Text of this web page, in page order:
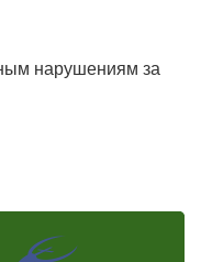
нарушениям за